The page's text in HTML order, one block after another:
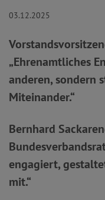
03.12.2025
„Ehrenamtliches
anderen, sondern
Miteinander.“
Bernhard
engagiert,
mit.“